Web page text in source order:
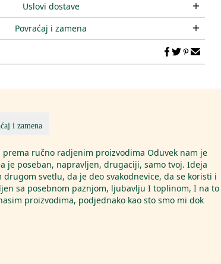
Uslovi dostave
Povraćaj i zamena
i zamena
ručno radjenim proizvodima Oduvek nam je
je poseban, napravljen, drugaciji, samo tvoj. Ideja
svetlu, da je deo svakodnevice, da se koristi i
sa posebnom paznjom, ljubavlju I toplinom, I na to
proizvodima, podjednako kao sto smo mi dok